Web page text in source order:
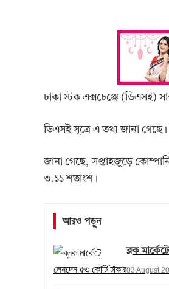
ঢাকা স্টক এক্সচেঞ্জে (ডিএসই)
ডিএসই সূত্রে এ তথ্য জানা গেছে।
জানা গেছে, সপ্তাহজুড়ে
৩.১১ শতাংশ।
আরও পড়ুন
ব্লক
03 August